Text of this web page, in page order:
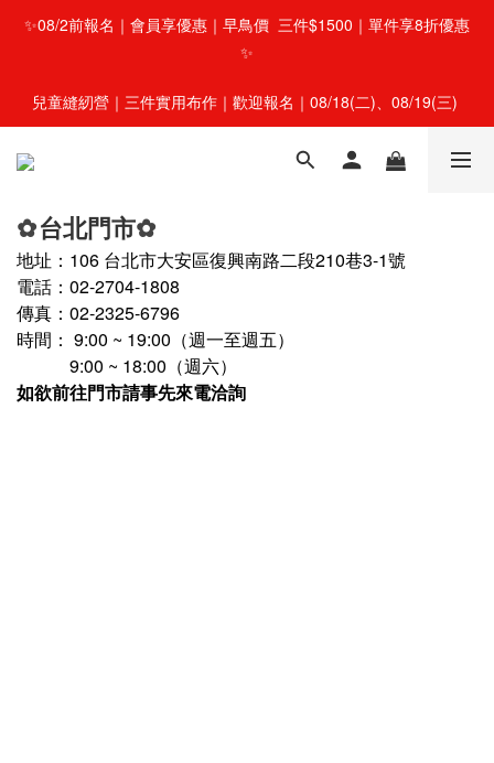
✨08/2前報名｜會員享優惠｜早鳥價  三件$1500｜單件享8折優惠
✨
兒童縫紉營｜三件實用布作｜歡迎報名｜08/18(二)、08/19(三)
✿台北門市✿
地址： 106 台北市大安區復興南路二段210巷3-1號
電話 ： 02-2704-1808
傳真 ：02-2325-6796
時間 ： 9:00 ~ 19:00 （週一至週五）
9:00 ~ 18:00（週六）
如欲前往門市請事先來電洽詢